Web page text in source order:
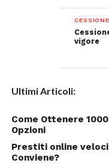
vigore
Ultimi Articoli:
Come Ottenere
Opzioni
Prestiti online
Conviene?